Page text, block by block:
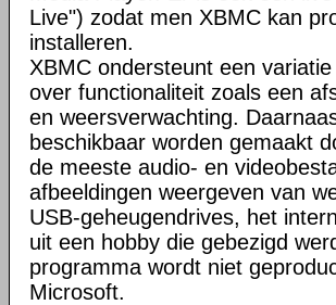
Live") zodat men XBMC kan
installeren.
XBMC ondersteunt een
over functionaliteit zoals een
en weersverwachting.
beschikbaar worden gemaakt
de meeste audio- en
afbeeldingen weergeven van
USB-geheugendrives, het
uit een hobby die gebezigd
programma wordt niet
Microsoft.